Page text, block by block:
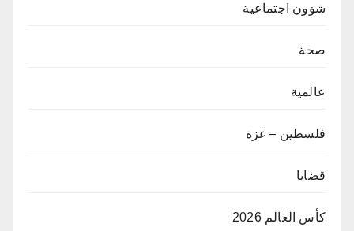
شؤون اجتماعية
صحة
عالمية
فلسطين – غزة
قضايا
كأس العالم 2026